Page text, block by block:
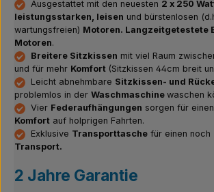
Ausgestattet mit den neuesten 2 x 250
leistungsstarken, leisen und bürstenlosen
wartungsfreien) Motoren. Langzeitgetestete
Motoren.
Breitere Sitzkissen mit viel Raum
und für mehr Komfort (Sitzkissen 44cm breit
Leicht abnehmbare Sitzkissen- und
problemlos in der Waschmaschine waschen
Vier Federaufhängungen sorgen für einen
Komfort auf holprigen Fahrten.
Exklusive Transporttasche für einen noch
Transport.
2 Jahre Garantie